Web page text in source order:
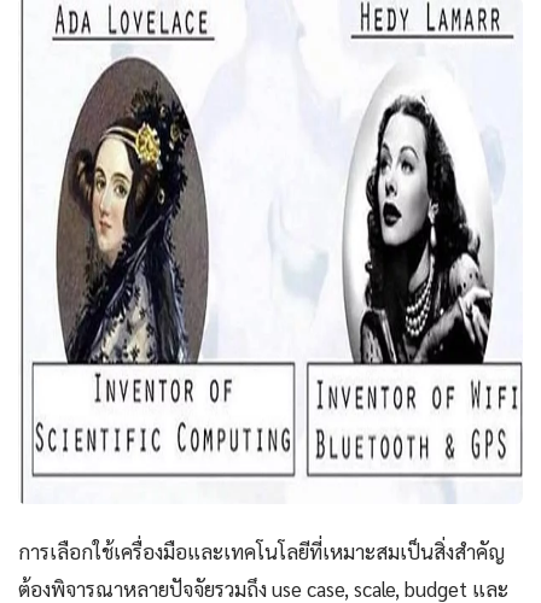
การเลือกใช้เครื่องมือและเทคโนโลยีที่เหมาะสมเป็นสิ่งสำคัญ
ต้องพิจารณาหลายปัจจัยรวมถึง use case, scale, budget และ